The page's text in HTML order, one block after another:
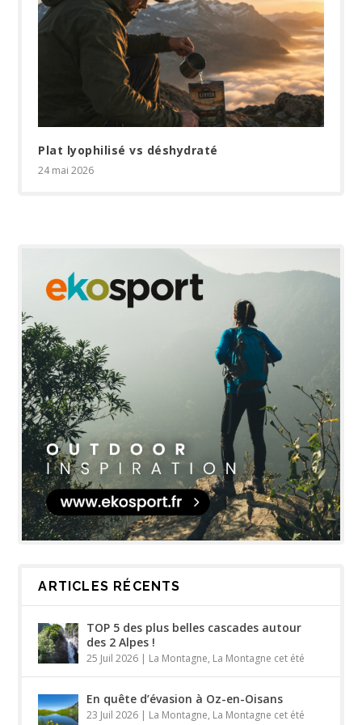
Plat lyophilisé vs déshydraté
24 mai 2026
ARTICLES RÉCENTS
TOP 5 des plus belles cascades autour
des 2 Alpes !
25 Juil 2026 | La Montagne, La Montagne cet été
En quête d’évasion à Oz-en-Oisans
23 Juil 2026 | La Montagne, La Montagne cet été